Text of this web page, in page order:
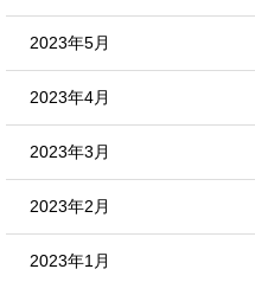
2023年5月
2023年4月
2023年3月
2023年2月
2023年1月